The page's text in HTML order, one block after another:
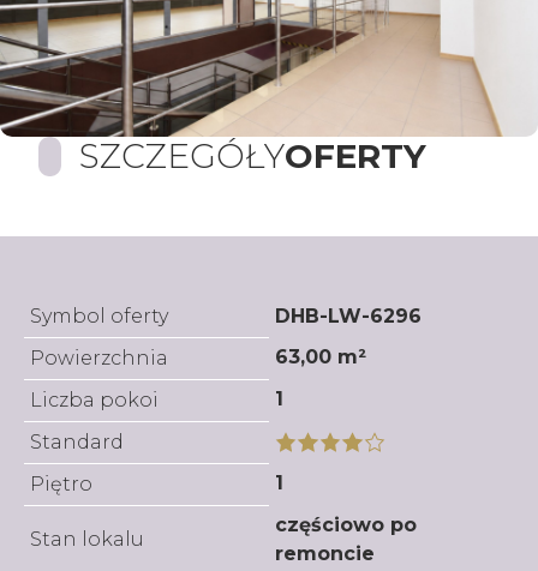
SZCZEGÓŁYOFERTY
Symbol oferty
DHB-LW-6296
Powierzchnia
63,00 m²
Liczba pokoi
1
Standard
Piętro
1
Stan lokalu
częściowo po
remoncie